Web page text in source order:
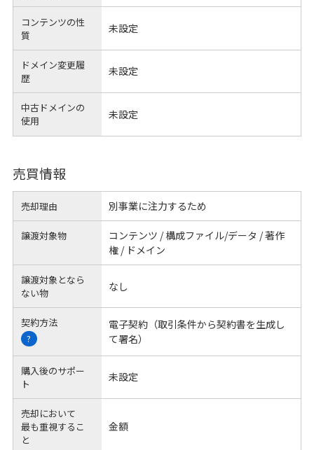
コンテンツの性
質
未設定
ドメイン変更履
歴
未設定
中古ドメインの
使用
未設定
売買情報
売却理由 別事業に注力するため
譲渡対象物
コンテンツ / 構成ファイル/データ / 著作
権 / ドメイン
譲渡対象となら
ない物
なし
契約方法
?
電子契約（取引条件から契約書を生成し
て署名）
購入後のサポー
ト
未設定
売却において
最も重視するこ
と
金額